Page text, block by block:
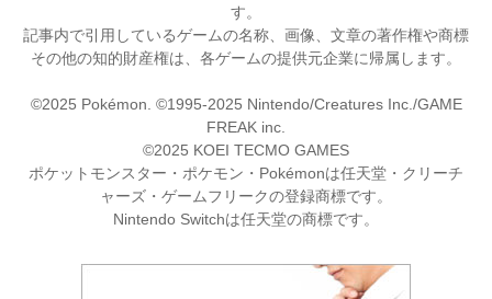
す。
記事内で引用しているゲームの名称、画像、文章の著作権や商標
その他の知的財産権は、各ゲームの提供元企業に帰属します。
©2025 Pokémon. ©1995-2025 Nintendo/Creatures Inc./GAME
FREAK inc.
©2025 KOEI TECMO GAMES
ポケットモンスター・ポケモン・Pokémonは任天堂・クリーチ
ャーズ・ゲームフリークの登録商標です。
Nintendo Switchは任天堂の商標です。